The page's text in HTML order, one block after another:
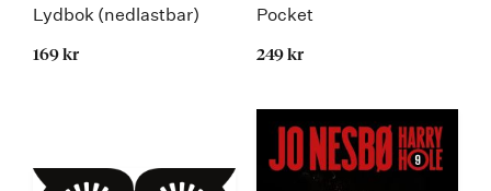
Lydbok (nedlastbar)
169 kr
Pocket
249 kr